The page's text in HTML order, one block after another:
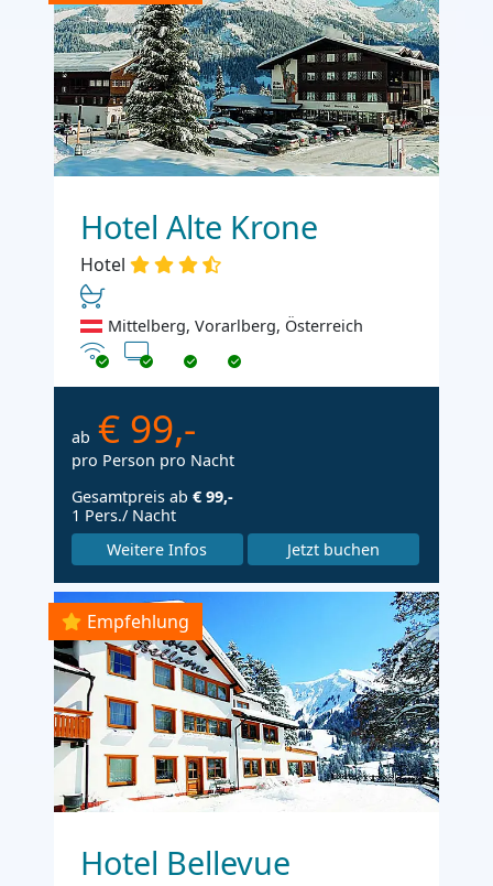
Hotel Alte Krone
Hotel
Mittelberg, Vorarlberg, Österreich
Internet
TV
ab € 99,-
pro Person pro Nacht
Gesamtpreis ab € 99,-
1 Pers./ Nacht
Weitere Infos
Jetzt buchen
Empfehlung
Hotel Bellevue